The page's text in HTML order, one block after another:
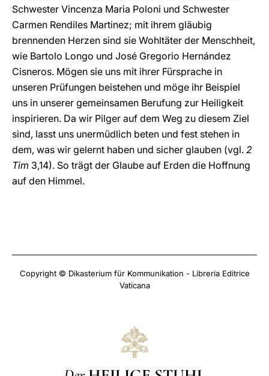
Schwester Vincenza Maria Poloni und Schwester
Carmen Rendiles Martinez; mit ihrem gläubig
brennenden Herzen sind sie Wohltäter der Menschheit,
wie Bartolo Longo und José Gregorio Hernández
Cisneros. Mögen sie uns mit ihrer Fürsprache in
unseren Prüfungen beistehen und möge ihr Beispiel
uns in unserer gemeinsamen Berufung zur Heiligkeit
inspirieren. Da wir Pilger auf dem Weg zu diesem Ziel
sind, lasst uns unermüdlich beten und fest stehen in
dem, was wir gelernt haben und sicher glauben (vgl. 2
Tim 3,14). So trägt der Glaube auf Erden die Hoffnung
auf den Himmel.
Copyright © Dikasterium für Kommunikation - Libreria Editrice
Vaticana